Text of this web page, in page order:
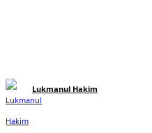
Lukmanul Hakim